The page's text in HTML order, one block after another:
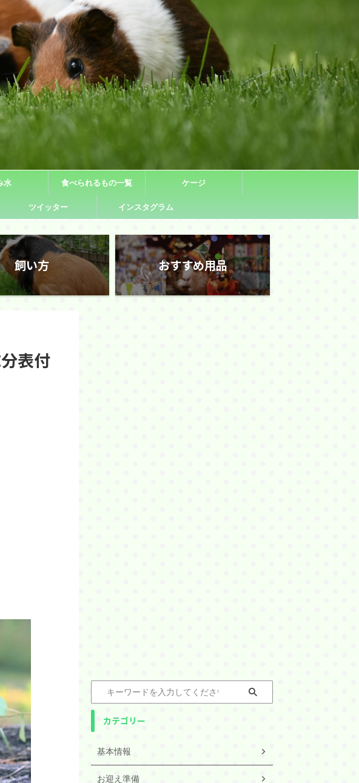
水 食べられるもの一覧 ケージ
ツイッター インスタグラム
飼い方 おすすめ用品
表付
カテゴリー
基本情報
お迎え準備